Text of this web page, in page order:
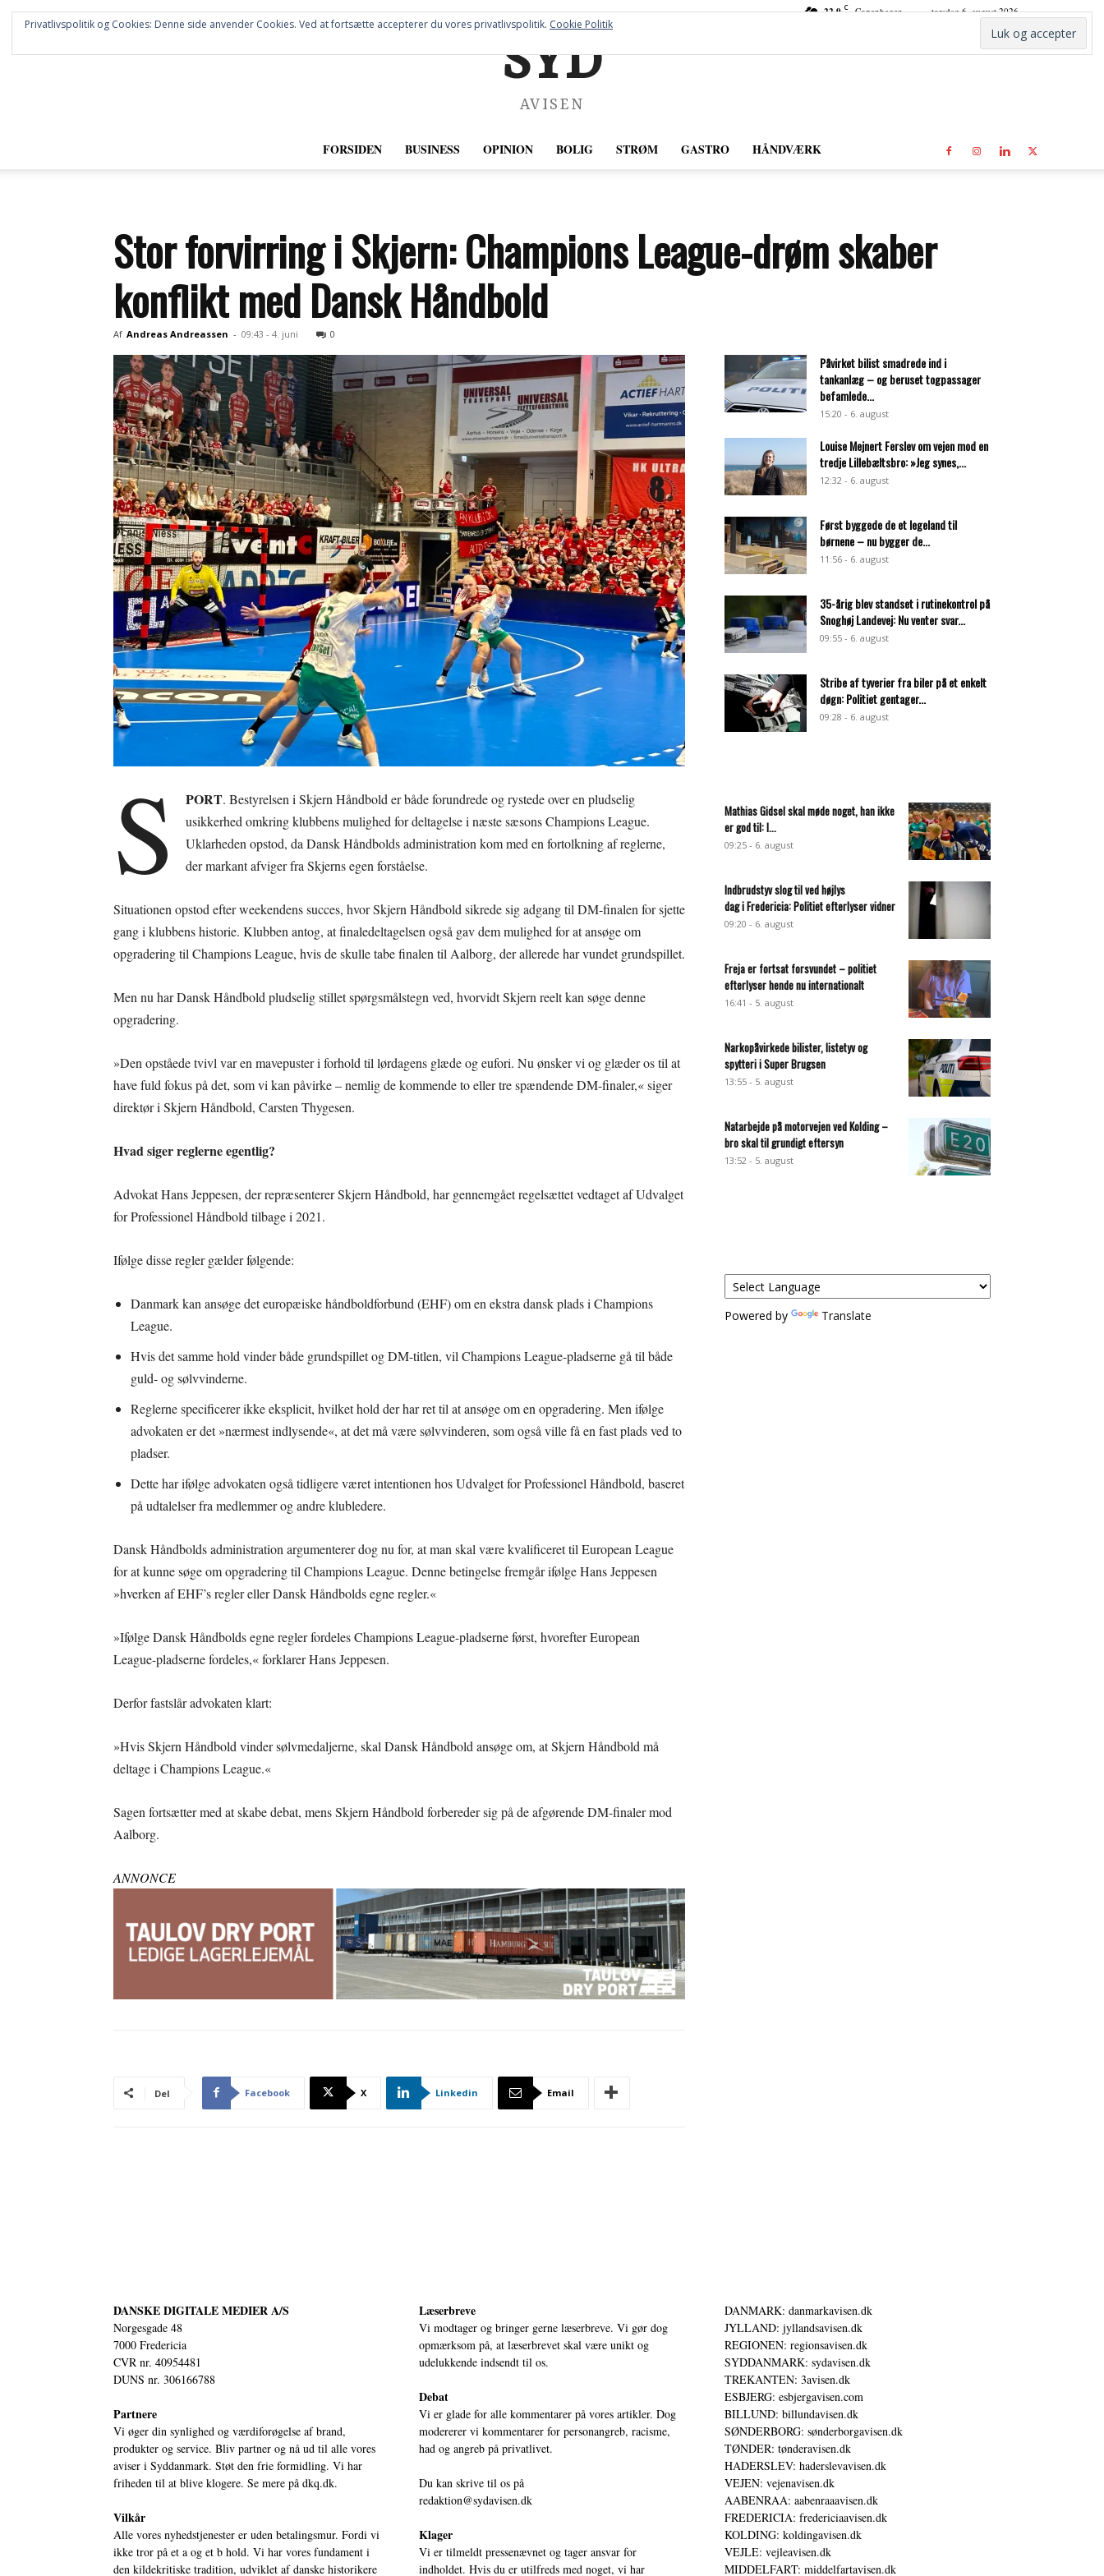
22.9 C Copenhagen torsdag 6. august 2026
SYD
AVISEN
FORSIDEN BUSINESS OPINION BOLIG STRØM GASTRO HÅNDVÆRK
Stor forvirring i Skjern: Champions League-drøm skaber
konflikt med Dansk Håndbold
Af Andreas Andreassen - 09:43 - 4. juni 0
S PORT. Bestyrelsen i Skjern Håndbold er både forundrede og rystede over en pludselig
usikkerhed omkring klubbens mulighed for deltagelse i næste sæsons Champions League.
Uklarheden opstod, da Dansk Håndbolds administration kom med en fortolkning af reglerne,
der markant afviger fra Skjerns egen forståelse.
Situationen opstod efter weekendens succes, hvor Skjern Håndbold sikrede sig adgang til DM-finalen for sjette
gang i klubbens historie. Klubben antog, at finaledeltagelsen også gav dem mulighed for at ansøge om
opgradering til Champions League, hvis de skulle tabe finalen til Aalborg, der allerede har vundet grundspillet.
Men nu har Dansk Håndbold pludselig stillet spørgsmålstegn ved, hvorvidt Skjern reelt kan søge denne
opgradering.
»Den opståede tvivl var en mavepuster i forhold til lørdagens glæde og eufori. Nu ønsker vi og glæder os til at
have fuld fokus på det, som vi kan påvirke – nemlig de kommende to eller tre spændende DM-finaler,« siger
direktør i Skjern Håndbold, Carsten Thygesen.
Hvad siger reglerne egentlig?
Advokat Hans Jeppesen, der repræsenterer Skjern Håndbold, har gennemgået regelsættet vedtaget af Udvalget
for Professionel Håndbold tilbage i 2021.
Ifølge disse regler gælder følgende:
Danmark kan ansøge det europæiske håndboldforbund (EHF) om en ekstra dansk plads i Champions
League.
Hvis det samme hold vinder både grundspillet og DM-titlen, vil Champions League-pladserne gå til både
guld- og sølvvinderne.
Reglerne specificerer ikke eksplicit, hvilket hold der har ret til at ansøge om en opgradering. Men ifølge
advokaten er det »nærmest indlysende«, at det må være sølvvinderen, som også ville få en fast plads ved to
pladser.
Dette har ifølge advokaten også tidligere været intentionen hos Udvalget for Professionel Håndbold, baseret
på udtalelser fra medlemmer og andre klubledere.
Dansk Håndbolds administration argumenterer dog nu for, at man skal være kvalificeret til European League
for at kunne søge om opgradering til Champions League. Denne betingelse fremgår ifølge Hans Jeppesen
»hverken af EHF’s regler eller Dansk Håndbolds egne regler.«
»Ifølge Dansk Håndbolds egne regler fordeles Champions League-pladserne først, hvorefter European
League-pladserne fordeles,« forklarer Hans Jeppesen.
Derfor fastslår advokaten klart:
»Hvis Skjern Håndbold vinder sølvmedaljerne, skal Dansk Håndbold ansøge om, at Skjern Håndbold må
deltage i Champions League.«
Sagen fortsætter med at skabe debat, mens Skjern Håndbold forbereder sig på de afgørende DM-finaler mod
Aalborg.
ANNONCE
Del Facebook X Linkedin Email
Påvirket bilist smadrede ind i
tankanlæg – og beruset togpassager
befamlede...
15:20 - 6. august
Louise Mejnert Ferslev om vejen mod en
tredje Lillebæltsbro: »Jeg synes,...
12:32 - 6. august
Først byggede de et legeland til
børnene – nu bygger de...
11:56 - 6. august
35-årig blev standset i rutinekontrol på
Snoghøj Landevej: Nu venter svar...
09:55 - 6. august
Stribe af tyverier fra biler på et enkelt
døgn: Politiet gentager...
09:28 - 6. august
Mathias Gidsel skal møde noget, han ikke
er god til: I...
09:25 - 6. august
Indbrudstyv slog til ved højlys
dag i Fredericia: Politiet efterlyser vidner
09:20 - 6. august
Freja er fortsat forsvundet – politiet
efterlyser hende nu internationalt
16:41 - 5. august
Narkopåvirkede bilister, listetyv og
spytteri i Super Brugsen
13:55 - 5. august
Natarbejde på motorvejen ved Kolding –
bro skal til grundigt eftersyn
13:52 - 5. august
Powered by Translate
DANSKE DIGITALE MEDIER A/S
Norgesgade 48
7000 Fredericia
CVR nr. 40954481
DUNS nr. 306166788
Partnere
Vi øger din synlighed og værdiforøgelse af brand,
produkter og service. Bliv partner og nå ud til alle vores
aviser i Syddanmark. Støt den frie formidling. Vi har
friheden til at blive klogere. Se mere på dkq.dk.
Vilkår
Alle vores nyhedstjenester er uden betalingsmur. Fordi vi
ikke tror på et a og et b hold. Vi har vores fundament i
den kildekritiske tradition, udviklet af danske historikere
Læserbreve
Vi modtager og bringer gerne læserbreve. Vi gør dog
opmærksom på, at læserbrevet skal være unikt og
udelukkende indsendt til os.
Debat
Vi er glade for alle kommentarer på vores artikler. Dog
modererer vi kommentarer for personangreb, racisme,
had og angreb på privatlivet.
Du kan skrive til os på
redaktion@sydavisen.dk
Klager
Vi er tilmeldt pressenævnet og tager ansvar for
indholdet. Hvis du er utilfreds med noget, vi har
DANMARK: danmarkavisen.dk
JYLLAND: jyllandsavisen.dk
REGIONEN: regionsavisen.dk
SYDDANMARK: sydavisen.dk
TREKANTEN: 3avisen.dk
ESBJERG: esbjergavisen.com
BILLUND: billundavisen.dk
SØNDERBORG: sønderborgavisen.dk
TØNDER: tønderavisen.dk
HADERSLEV: haderslevavisen.dk
VEJEN: vejenavisen.dk
AABENRAA: aabenraaavisen.dk
FREDERICIA: fredericiaavisen.dk
KOLDING: koldingavisen.dk
VEJLE: vejleavisen.dk
MIDDELFART: middelfartavisen.dk
Privatlivspolitik og Cookies: Denne side anvender Cookies. Ved at fortsætte accepterer du vores privatlivspolitik. Cookie Politik